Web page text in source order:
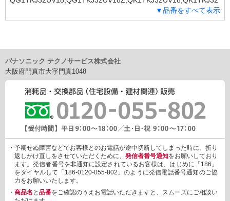
▼品番をすべて表示
パナソニック テクノサービス株式会社
大阪府門真市大字門真1048
・予期せぬ障害などでお客様とのお電話が途中切断してしまった時に、折り
返しかけ直しをさせていただくために、 発信者番号通知をお願いしており
ます。発信者番号を非通知に設定されているお客様は、はじめに「186」
をダイヤルして「186-0120-055-802」のように発信電話番号通知のご協
力をお願いいたします。
・ 商品名 と 品番をご確認のうえお電話いただきますと、スムーズにご相談い